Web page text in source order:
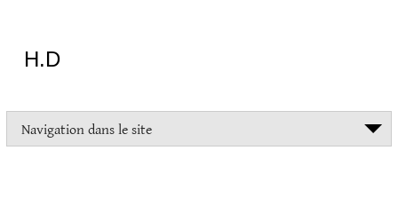
H.D
Navigation dans le site